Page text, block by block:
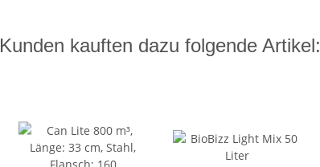
Kunden kauften dazu folgende Artikel: